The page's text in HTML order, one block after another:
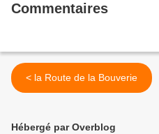
Commentaires
< la Route de la Bouverie
Hébergé par Overblog